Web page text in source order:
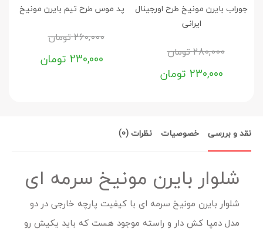
جوراب بایرن مونیخ طرح اورجینال
ایرانی
280,000تومان
230,000 تومان
پد موس طرح تیم بایرن مونیخ
260,000تومان
230,000 تومان
نقد و بررسی خصوصیات نظرات (0)
شلوار بایرن مونیخ سرمه ای
شلوار بایرن مونیخ سرمه ای با کیفیت پارچه خارجی در دو
مدل دمپا کش دار و راسته موجود هست که باید یکیش رو